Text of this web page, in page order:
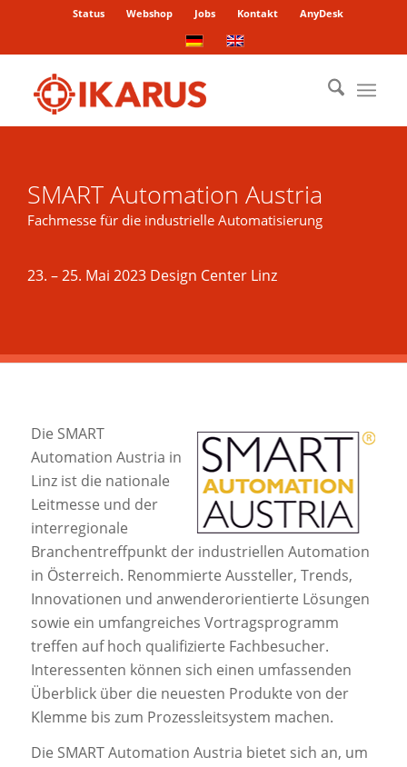
Status Webshop Jobs Kontakt AnyDesk
SMART Automation Austria
Fachmesse für die industrielle Automatisierung
23. – 25. Mai 2023 Design Center Linz
Die SMART
Automation Austria in
Linz ist die nationale
Leitmesse und der
interregionale
Branchentreffpunkt der industriellen Automation
in Österreich. Renommierte Aussteller, Trends,
Innovationen und anwenderorientierte Lösungen
sowie ein umfangreiches Vortragsprogramm
treffen auf hoch qualifizierte Fachbesucher.
Interessenten können sich einen umfassenden
Überblick über die neuesten Produkte von der
Klemme bis zum Prozessleitsystem machen.
Die SMART Automation Austria bietet sich an, um